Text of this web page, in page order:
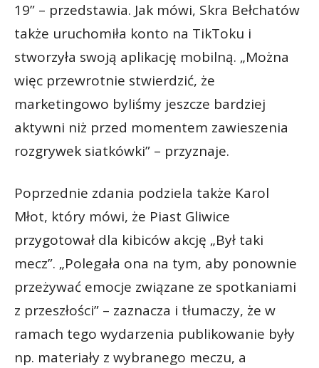
19” – przedstawia. Jak mówi, Skra Bełchatów
także uruchomiła konto na TikToku i
stworzyła swoją aplikację mobilną. „Można
więc przewrotnie stwierdzić, że
marketingowo byliśmy jeszcze bardziej
aktywni niż przed momentem zawieszenia
rozgrywek siatkówki” – przyznaje.
Poprzednie zdania podziela także Karol
Młot, który mówi, że Piast Gliwice
przygotował dla kibiców akcję „Był taki
mecz”. „Polegała ona na tym, aby ponownie
przeżywać emocje związane ze spotkaniami
z przeszłości” – zaznacza i tłumaczy, że w
ramach tego wydarzenia publikowanie były
np. materiały z wybranego meczu, a